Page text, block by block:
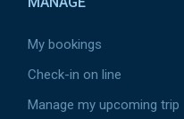
My bookings
Check-in on line
Manage my upcoming trip